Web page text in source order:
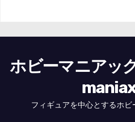
ホビーマニアッ
フィギュアを中心とするホビ